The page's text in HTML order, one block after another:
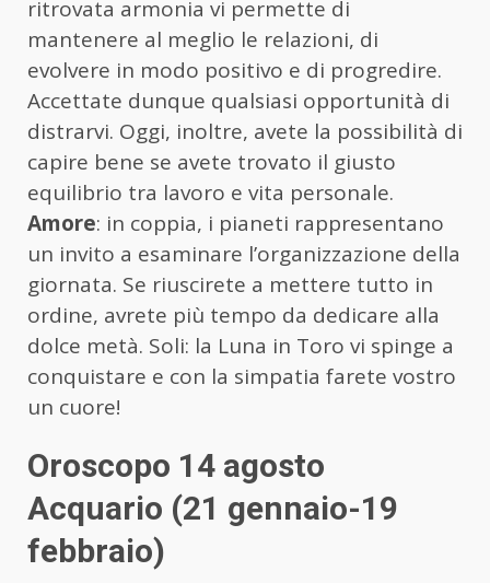
ritrovata armonia vi permette di
mantenere al meglio le relazioni, di
evolvere in modo positivo e di progredire.
Accettate dunque qualsiasi opportunità di
distrarvi. Oggi, inoltre, avete la possibilità di
capire bene se avete trovato il giusto
equilibrio tra lavoro e vita personale.
Amore: in coppia, i pianeti rappresentano
un invito a esaminare l’organizzazione della
giornata. Se riuscirete a mettere tutto in
ordine, avrete più tempo da dedicare alla
dolce metà. Soli: la Luna in Toro vi spinge a
conquistare e con la simpatia farete vostro
un cuore!
Oroscopo 14 agosto
Acquario (21 gennaio-19
febbraio)